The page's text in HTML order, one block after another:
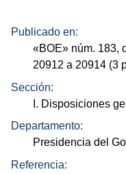
Publicado en:
«BOE» núm. 183,
20912 a 20914 (3
Sección:
I. Disposiciones
Departamento:
Presidencia del
Referencia: